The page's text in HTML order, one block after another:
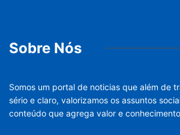
Sobre Nós
Somos um portal de noticias que além de
sério e claro, valorizamos os assuntos
conteúdo que agrega valor e